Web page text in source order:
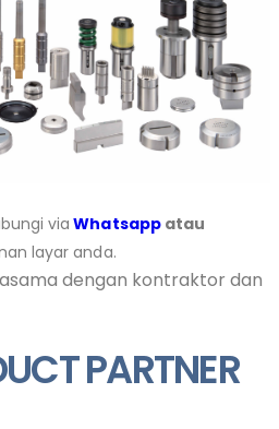
via Whatsappatau
layar anda.
dengan kontraktor dan
PARTNER